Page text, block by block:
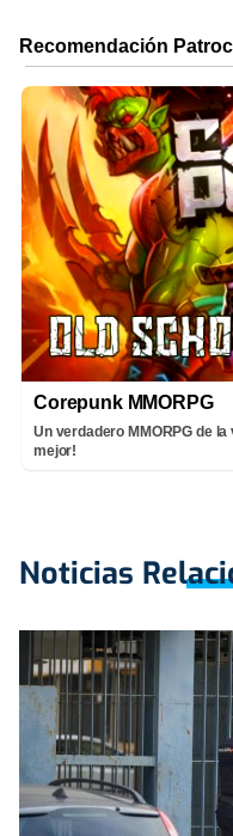
Corepunk MMORPG
Un verdadero MMORPG de
mejor!
Noticias